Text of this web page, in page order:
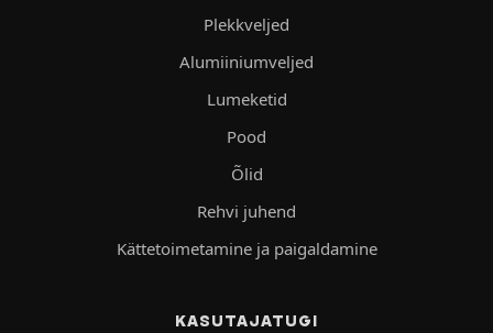
Plekkveljed
Alumiiniumveljed
Lumeketid
Pood
Õlid
Rehvi juhend
Kättetoimetamine ja paigaldamine
KASUTAJATUGI